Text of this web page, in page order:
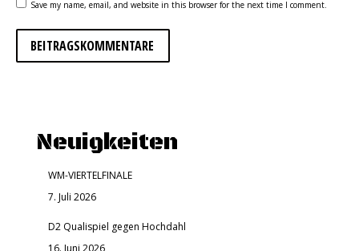
Save my name, email, and website in this browser for the next time I comment.
BEITRAGSKOMMENTARE
Neuigkeiten
WM-VIERTELFINALE
7. Juli 2026
D2 Qualispiel gegen Hochdahl
16. Juni 2026